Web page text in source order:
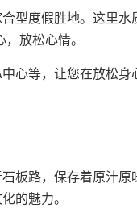
型度假胜地。这里水
放松心情。
心等，让您在放松
板路，保存着原汁
的魅力。